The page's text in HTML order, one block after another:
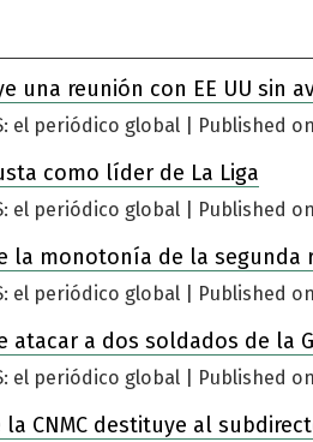
una reunión con EE UU sin
el periódico global Published
como líder de La Liga
el periódico global Published
la monotonía de la segunda
el periódico global Published
atacar a dos soldados de la
el periódico global Published
la CNMC destituye al